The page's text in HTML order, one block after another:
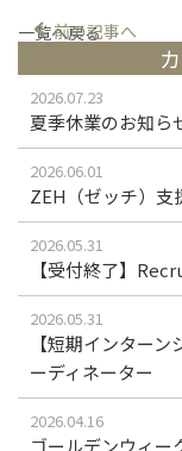
前の記事へ
一覧へ戻る
2026.07.23
夏季休業のお知ら
2026.06.01
ZEH（ゼッチ）支
2026.05.31
【受付終了】
2026.05.31
【短期インター
ーディネーター
2026.04.16
ゴールデンウィー